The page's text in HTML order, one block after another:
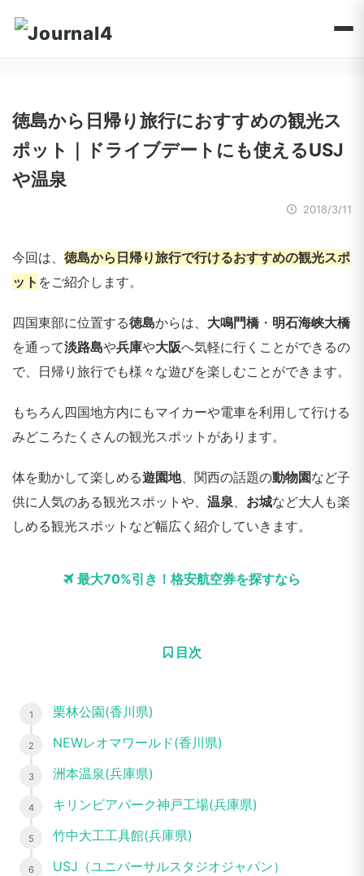
徳島から日帰り旅行におすすめの観光ス
ポット｜ドライブデートにも使えるUSJ
や温泉
2018/3/11
今回は、 徳島から日帰り旅行で行けるおすすめの観光スポ
ット をご紹介します。
四国東部に位置する徳島からは、 大鳴門橋・ 明石海峡大橋
を通って淡路島や兵庫や大阪へ気軽に行くことができるの
で、日帰り旅行でも様々な遊びを楽しむことができます。
もちろん四国地方内にもマイカーや電車を利用して行ける
みどころたくさんの観光スポットがあります。
体を動かして楽しめる遊園地、関西の話題の動物園など子
供に人気のある観光スポットや、 温泉、 お城など大人も楽
しめる観光スポットなど幅広く紹介していきます。
最大70%引き！格安航空券を探すなら
目次
栗林公園(香川県)
NEWレオマワールド(香川県)
洲本温泉(兵庫県)
キリンビアパーク神戸工場(兵庫県)
竹中大工工具館(兵庫県)
USJ（ユニバーサルスタジオジャパン）